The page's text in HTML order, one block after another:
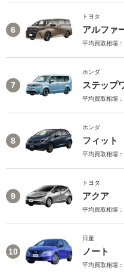
6
トヨタ
アルファ
平均買取相場：
7
ホンダ
ステップ
平均買取相場：
8
ホンダ
フィット
平均買取相場：
9
トヨタ
アクア
平均買取相場：
10
日産
ノート
平均買取相場：